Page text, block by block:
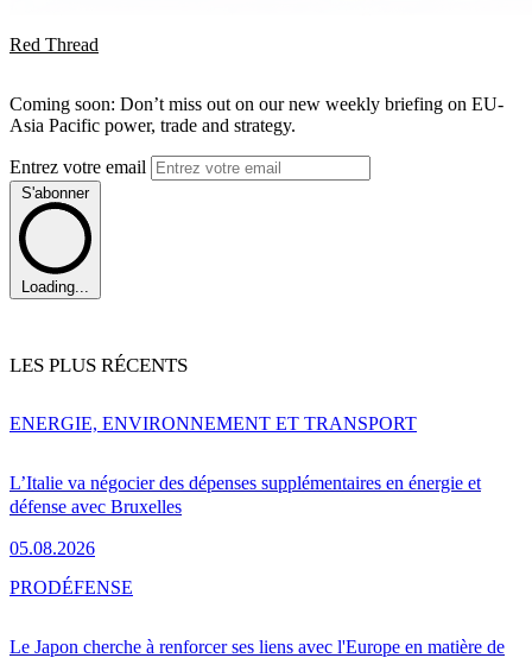
Red Thread
Coming soon: Don’t miss out on our new weekly briefing on EU-
Asia Pacific power, trade and strategy.
Entrez votre email
S'abonner
Loading...
LES PLUS RÉCENTS
L’Italie va négocier des dépenses supplémentaires en énergie et
défense avec Bruxelles
05.08.2026
ENERGIE, ENVIRONNEMENT ET TRANSPORT
Le Japon cherche à renforcer ses liens avec l'Europe en matière de
PRODÉFENSE